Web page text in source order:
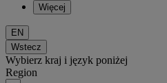
Więcej
EN
Wstecz
Wybierz kraj i język poniżej
Region